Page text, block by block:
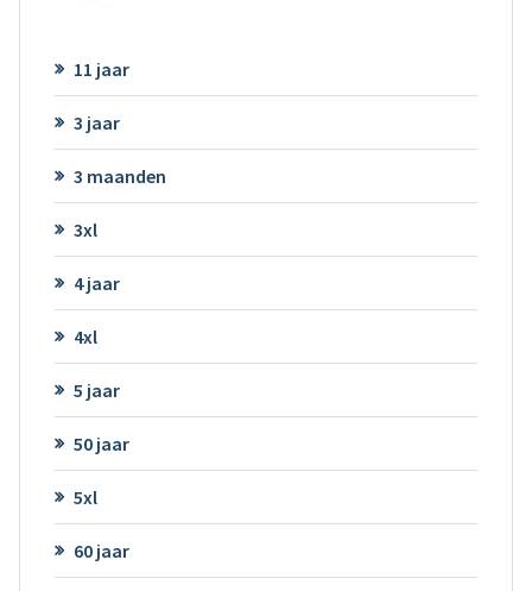
11 jaar
3 jaar
3 maanden
3xl
4 jaar
4xl
5 jaar
50 jaar
5xl
60 jaar